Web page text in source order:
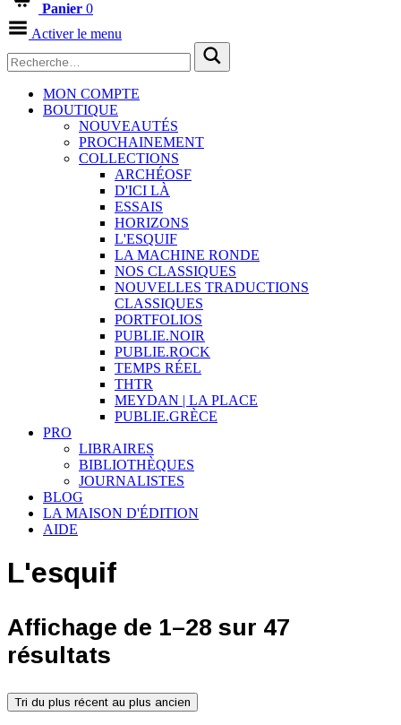
Panier 0
Activer le menu
MON COMPTE
BOUTIQUE
NOUVEAUTÉS
PROCHAINEMENT
COLLECTIONS
ARCHÉOSF
D'ICI LÀ
ESSAIS
HORIZONS
L'ESQUIF
LA MACHINE RONDE
NOS CLASSIQUES
NOUVELLES TRADUCTIONS
CLASSIQUES
PORTFOLIOS
PUBLIE.NOIR
PUBLIE.ROCK
TEMPS RÉEL
THTR
MEYDAN | LA PLACE
PUBLIE.GRÈCE
PRO
LIBRAIRES
BIBLIOTHÈQUES
JOURNALISTES
BLOG
LA MAISON D'ÉDITION
AIDE
L'esquif
Affichage de 1–28 sur 47
résultats
Tri du plus récent au plus ancien